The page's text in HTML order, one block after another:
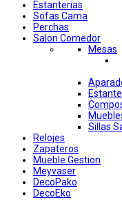
Estanterias
Sofas Cama
Perchas
Salon Comedor
Mesas
Sillas
Relojes
Zapateros
Mueble Gestion
Meyvaser
DecoPako
DecoEko